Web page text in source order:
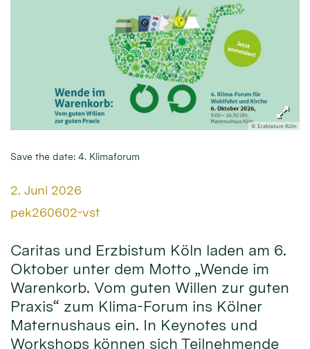
© Erzbistum Köln
Save the date: 4. Klimaforum
Datum:
2. Juni 2026
Von:
pek260602-vst
Caritas und Erzbistum Köln laden am 6.
Oktober unter dem Motto „Wende im
Warenkorb. Vom guten Willen zur guten
Praxis“ zum Klima-Forum ins Kölner
Maternushaus ein. In Keynotes und
Workshops können sich Teilnehmende